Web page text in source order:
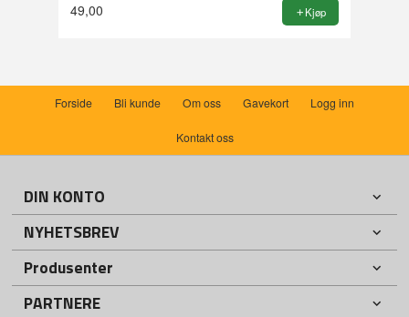
49,00 Kjøp
Forside Bli kunde Om oss Gavekort Logg inn
Kontakt oss
DIN KONTO
NYHETSBREV
Produsenter
PARTNERE